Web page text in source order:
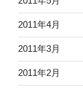
2011年4月
2011年3月
2011年2月